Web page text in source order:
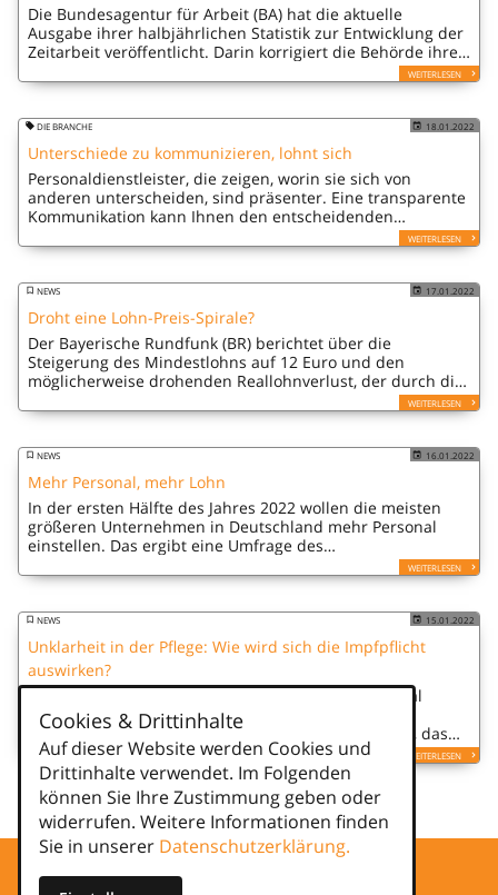
Die Bundesagentur für Arbeit (BA) hat die aktuelle
Ausgabe ihrer halbjährlichen Statistik zur Entwicklung der
Zeitarbeit veröffentlicht. Darin korrigiert die Behörde ihre
Stammbeschäftigten und…
WEITERLESEN
DIE BRANCHE 18.01.2022
Unterschiede zu kommunizieren, lohnt sich
Personaldienstleister, die zeigen, worin sie sich von
anderen unterscheiden, sind präsenter. Eine transparente
Kommunikation kann Ihnen den entscheidenden
WEITERLESEN
NEWS 17.01.2022
Droht eine Lohn-Preis-Spirale?
Der Bayerische Rundfunk (BR) berichtet über die
Steigerung des Mindestlohns auf 12 Euro und den
möglicherweise drohenden Reallohnverlust, der durch die
WEITERLESEN
NEWS 16.01.2022
Mehr Personal, mehr Lohn
In der ersten Hälfte des Jahres 2022 wollen die meisten
größeren Unternehmen in Deutschland mehr Personal
einstellen. Das ergibt eine Umfrage des
WEITERLESEN
NEWS 15.01.2022
Unklarheit in der Pflege: Wie wird sich die Impfpflicht
auswirken?
Stellen in der Pflege sind weiterhin überproportional
unbesetzt. In Thüringen beispielsweise waren 2021
gemeldete Stellen durchschnittlich 236 Tage vakant, das
war ein Minus von 22 Tagen im Vergleich zum Vorjahr.WEITERLESEN
1
Cookies & Drittinhalte
Auf dieser Website werden Cookies und
Drittinhalte verwendet. Im Folgenden
können Sie Ihre Zustimmung geben oder
widerrufen. Weitere Informationen finden
Sie in unserer Datenschutzerklärung.